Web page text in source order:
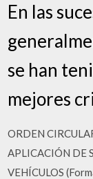
En las
se han
mejores
ORDEN
APLICACIÓN DE
VEHÍCULOS